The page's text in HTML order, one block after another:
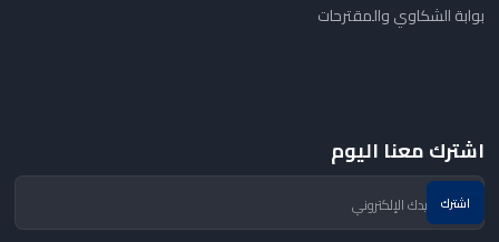
بوابة الشكاوي والمقترحات
اشترك معنا اليوم